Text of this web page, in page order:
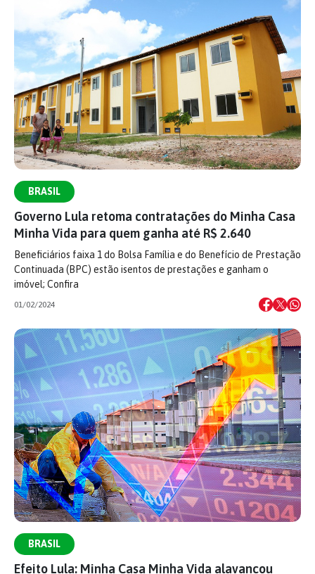
BRASIL
Governo Lula retoma contratações do Minha Casa
Minha Vida para quem ganha até R$ 2.640
Beneficiários faixa 1 do Bolsa Família e do Benefício de Prestação
Continuada (BPC) estão isentos de prestações e ganham o
imóvel; Confira
01/02/2024
BRASIL
Efeito Lula: Minha Casa Minha Vida alavancou